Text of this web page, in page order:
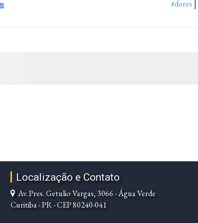
#dores
Localização e Contato
Av. Pres. Getulio Vargas, 3066 - Água Verde
Curitiba - PR - CEP 80240-041